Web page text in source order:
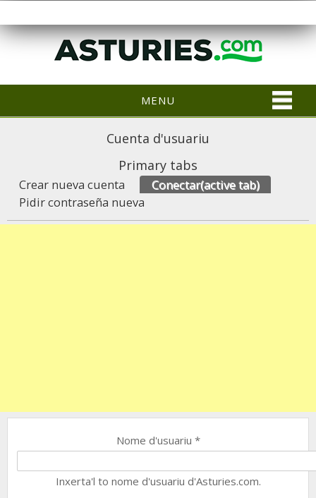
MENU
Cuenta d'usuariu
Primary tabs
Crear nueva cuenta Conectar(active tab)
Pidir contraseña nueva
Nome d'usuariu *
Inxerta'l to nome d'usuariu d'Asturies.com.